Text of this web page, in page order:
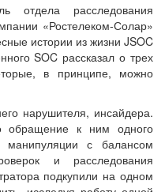
отдела расследования
«Ростелеком-Солар»
истории из жизни JSOC
SOC рассказал о трех
в принципе, можно
нарушителя, инсайдера.
обращение к ним одного
манипуляции с балансом
и расследования
подкупили на одном